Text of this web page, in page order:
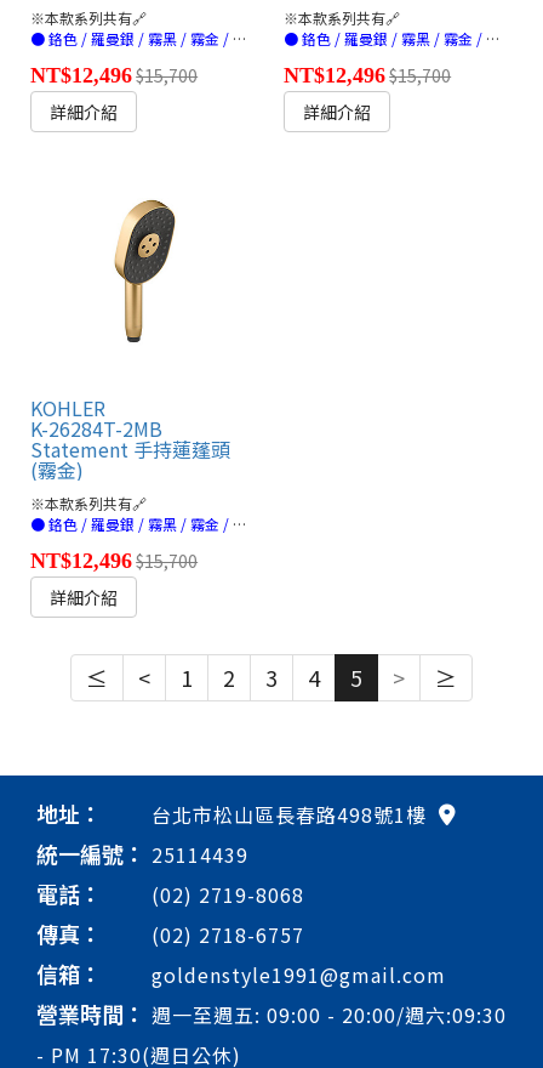
※本款系列共有🔗
● 鉻色 / 羅曼銀 / 霧黑 / 霧金 / 法蘭金 / 玫瑰金(連結)
NT$12,496$15,700
詳細介紹
※本款系列共有🔗
● 鉻色 / 羅曼銀 / 霧黑 / 霧金 / 法蘭金 / 玫瑰金(連結)
NT$12,496$15,700
詳細介紹
KOHLER
K-26284T-2MB
Statement 手持蓮蓬頭
(霧金)
※本款系列共有🔗
● 鉻色 / 羅曼銀 / 霧黑 / 霧金 / 法蘭金 / 玫瑰金(連結)
NT$12,496$15,700
詳細介紹
≤ < 1 2 3 4 5 > ≥
地址： 台北市松山區長春路498號1樓
統一編號： 25114439
電話： (02) 2719-8068
傳真： (02) 2718-6757
信箱： goldenstyle1991@gmail.com
營業時間： 週一至週五: 09:00 - 20:00/週六:09:30
- PM 17:30(週日公休)